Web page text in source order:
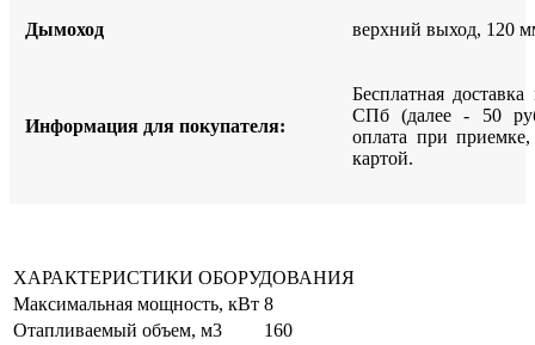
Дымоход верхний выход, 120
Информация для покупателя:
Бесплатная
СПб (далее - 50
оплата при
картой.
ХАРАКТЕРИСТИКИ ОБОРУДОВАНИЯ
Максимальная мощность, кВт 8
Отапливаемый объем, м3
160